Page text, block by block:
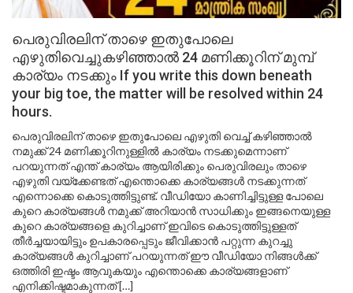
പെരുവിരലിന് താഴെ ഇതുപോലെ
എഴുതിവെച്ചുകഴിഞ്ഞാൽ 24 മണിക്കൂറിന് മുമ്പ്
കാര്യം നടക്കും If you write this down beneath
your big toe, the matter will be resolved within 24
hours.
പെരുവിരലിന് താഴെ ഇതുപോലെ എഴുതി വെച്ച് കഴിഞ്ഞാൽ
നമുക്ക് 24 മണിക്കൂറിനുള്ളിൽ കാര്യം നടക്കുമെന്നാണ്
പറയുന്നത് എന്ത് കാര്യം ആയിരിക്കും പെരുവിരലും താഴെ
എഴുതി വയ്ക്കേണ്ടത് എന്തൊക്കെ കാര്യങ്ങൾ നടക്കുന്നത്
എന്നൊക്കെ കൊടുത്തിട്ടുണ്ട്. വീഡിയോ കാണിച്ചിട്ടുള്ള പോലെ
കുറെ കാര്യങ്ങൾ നമുക്ക് അറിയാൻ സാധിക്കും ഇങ്ങനെയുള്ള
കുറെ കാര്യങ്ങളെ കുറിച്ചാണ് ഇവിടെ കൊടുത്തിട്ടുള്ളത്
തീർച്ചയായിട്ടും ഉപകാരപ്പെടും ജീവിക്കാൻ പറ്റുന്ന കുറച്ചു
കാര്യങ്ങൾ കുറിച്ചാണ് പറയുന്നത് ഈ വീഡിയോ നിങ്ങൾക്ക്
ഒത്തിരി ഇഷ്ടം ആവുകയും എന്തൊക്കെ കാര്യങ്ങളാണ്
എനിക്കിഷ്ടമാകുന്നത് […]